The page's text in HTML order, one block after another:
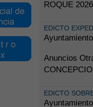
ROQUE 2026
EDICTO
Anuncios
EDICTO